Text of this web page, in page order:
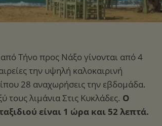
Ο
είναι 1 ώρα και 52 λεπτά.